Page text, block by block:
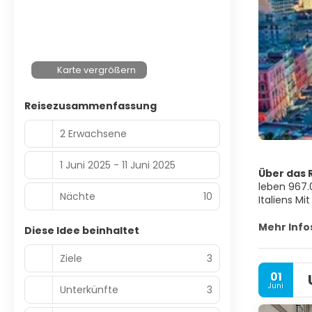
Über das
leben
Italiens
Von den
bei der
Es diente
bis zur
im 17.
Mehr
01
Juni
Karte vergrößern
Reisezusammenfassung
2 Erwachsene
1 Juni 2025 - 11 Juni 2025
Nächte 10
Diese Idee beinhaltet
Ziele
3
Unterkünfte 3